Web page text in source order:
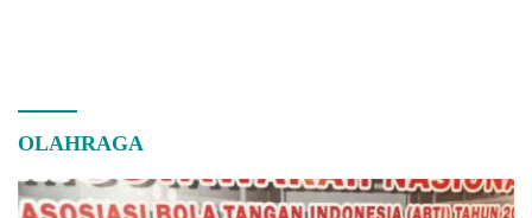
OLAHRAGA